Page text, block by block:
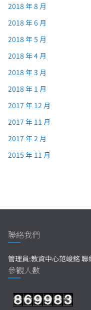
2018 年 8 月
2018 年 6 月
2018 年 5 月
2018 年 4 月
2018 年 3 月
2018 年 1 月
2017 年 12 月
2017 年 11 月
2017 年 2 月
2015 年 11 月
聯絡我們
管理員:教資中心范峻銘
參觀人數